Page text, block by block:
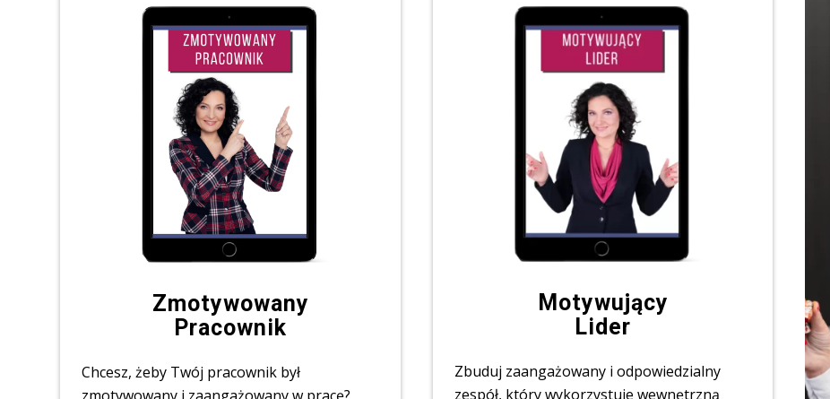
Zmotywowany
Pracownik
Chcesz, żeby Twój pracownik był
Motywujący
Lider
Zbuduj zaangażowany i odpowiedzialny
zespół, który wykorzystuje wewnętrzną